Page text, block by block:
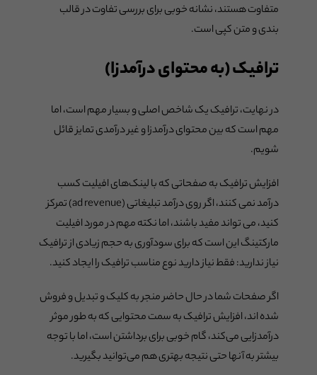
متفاوت هستند، نشانه خوبی برای بررسی تفاوت در قالب
بندی و متن کپی است.
ترافیک (به محتوای درآمدزا)
در نهایت، ترافیک یک شاخص اصلی و بسیار مهم است، اما
مهم است که بین محتوای درآمدزا و غیر درآمدی تمایز قائل
شویم.
افزایش ترافیک به صفحاتی که با لینک‌های افیلیت کسب
درآمد نمی کنند، اگر روی درآمد تبلیغاتی (ad revenue) تمرکز
کنید، می تواند مفید باشند، اما نکته مهم در مورد افیلیت
مارکتینگ این است که برای سودآوری به حجم زیادی از ترافیک
نیاز ندارید: فقط نیاز دارید نوع مناسب ترافیک را ایجاد کنید.
اگر صفحات شما در حال حاضر منجر به کلیک و تبدیل و فروش
شده اند، افزایش ترافیک به سمت محتوایی که به طور موثر
درآمدزایی می‌کند، گام خوبی برای برداشتن است، اما با توجه
بیشتر به آنها حتی نتیجه بهتری هم می‌توانید بگیرید.